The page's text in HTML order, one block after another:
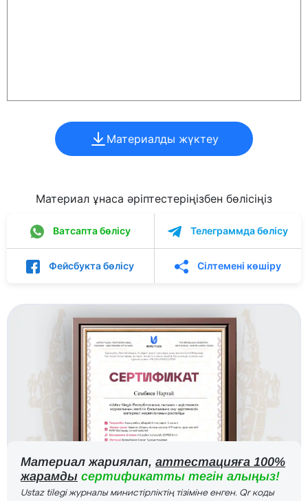
Материалды жүктеу
Материал ұнаса әріптестеріңізбен бөлісіңіз
Ватсапта бөлісу Телеграммда бөлісу
Фейсбукта бөлісу Сілтемені көшіру
Материал жариялап, аттестацияға 100%
жарамды сертификатты тегін алыңыз!
Ustaz tilegi журналы министірліктің тізіміне енген. Qr коды